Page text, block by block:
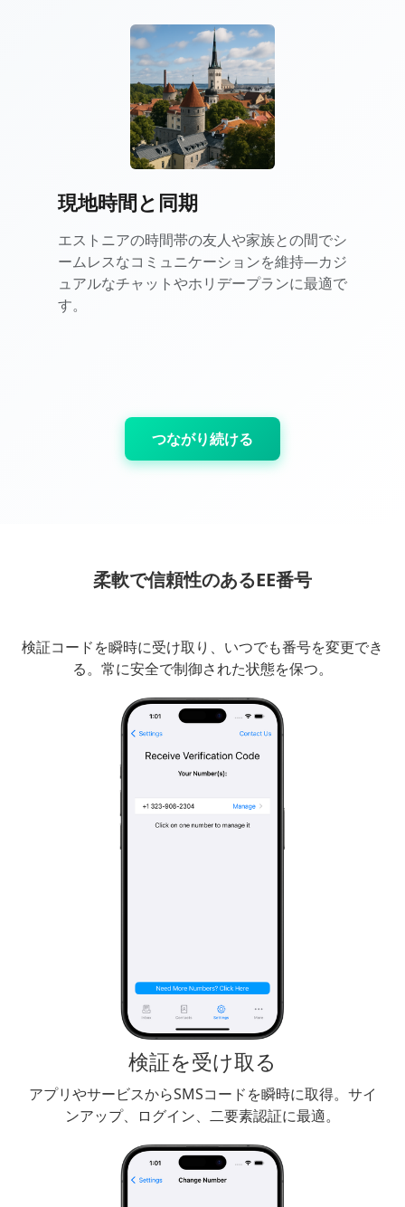
現地時間と同期
エストニアの時間帯の友人や家族との間でシ
ームレスなコミュニケーションを維持—カジ
ュアルなチャットやホリデープランに最適で
す。
つながり続ける
柔軟で信頼性のあるEE番号
検証コードを瞬時に受け取り、いつでも番号を変更でき
る。常に安全で制御された状態を保つ。
検証を受け取る
アプリやサービスからSMSコードを瞬時に取得。サイ
ンアップ、ログイン、二要素認証に最適。